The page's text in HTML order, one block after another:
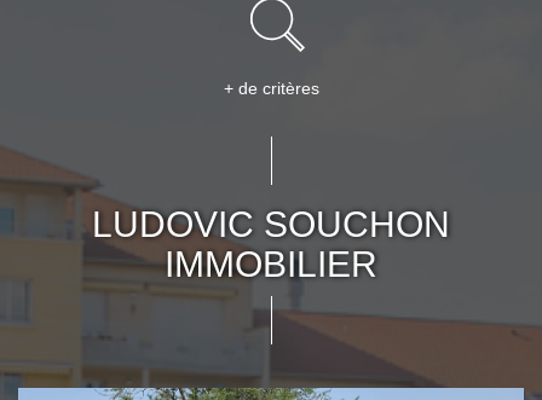
+ de critères
LUDOVIC SOUCHON
IMMOBILIER